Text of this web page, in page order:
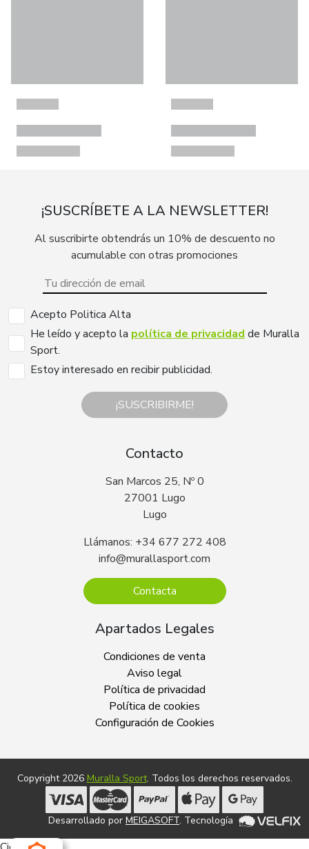
¡SUSCRÍBETE A LA NEWSLETTER!
Al suscribirte obtendrás un 10% de descuento no
acumulable con otras promociones
Acepto Politica Alta
He leído y acepto la política de privacidad de Muralla
Sport.
Estoy interesado en recibir publicidad.
¡SUSCRIBIRME!
Contacto
San Marcos 25, Nº 0
27001 Lugo
Lugo
Llámanos: +34 677 272 408
info@murallasport.com
Contacta
Apartados Legales
Condiciones de venta
Aviso legal
Política de privacidad
Política de cookies
Configuración de Cookies
Copyright 2026 Muralla Sport. Todos los derechos reservados.
Desarrollado por MEIGASOFT. Tecnología